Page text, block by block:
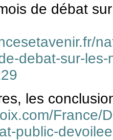
de débat
debat-sur-
les
France/
public-